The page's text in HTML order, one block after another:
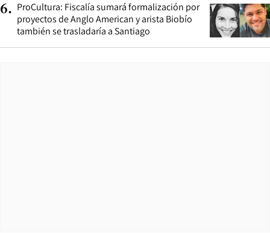
6. ProCultura: Fiscalía sumará formalización por
proyectos de Anglo American y arista Biobío
también se trasladaría a Santiago